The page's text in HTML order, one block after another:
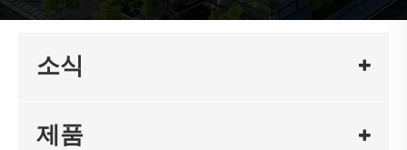
소식
제품